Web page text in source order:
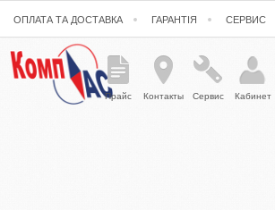
ОПЛАТА ТА ДОСТАВКА ГАРАНТІЯ СЕРВИС
Прайс Контакты Сервис Кабинет